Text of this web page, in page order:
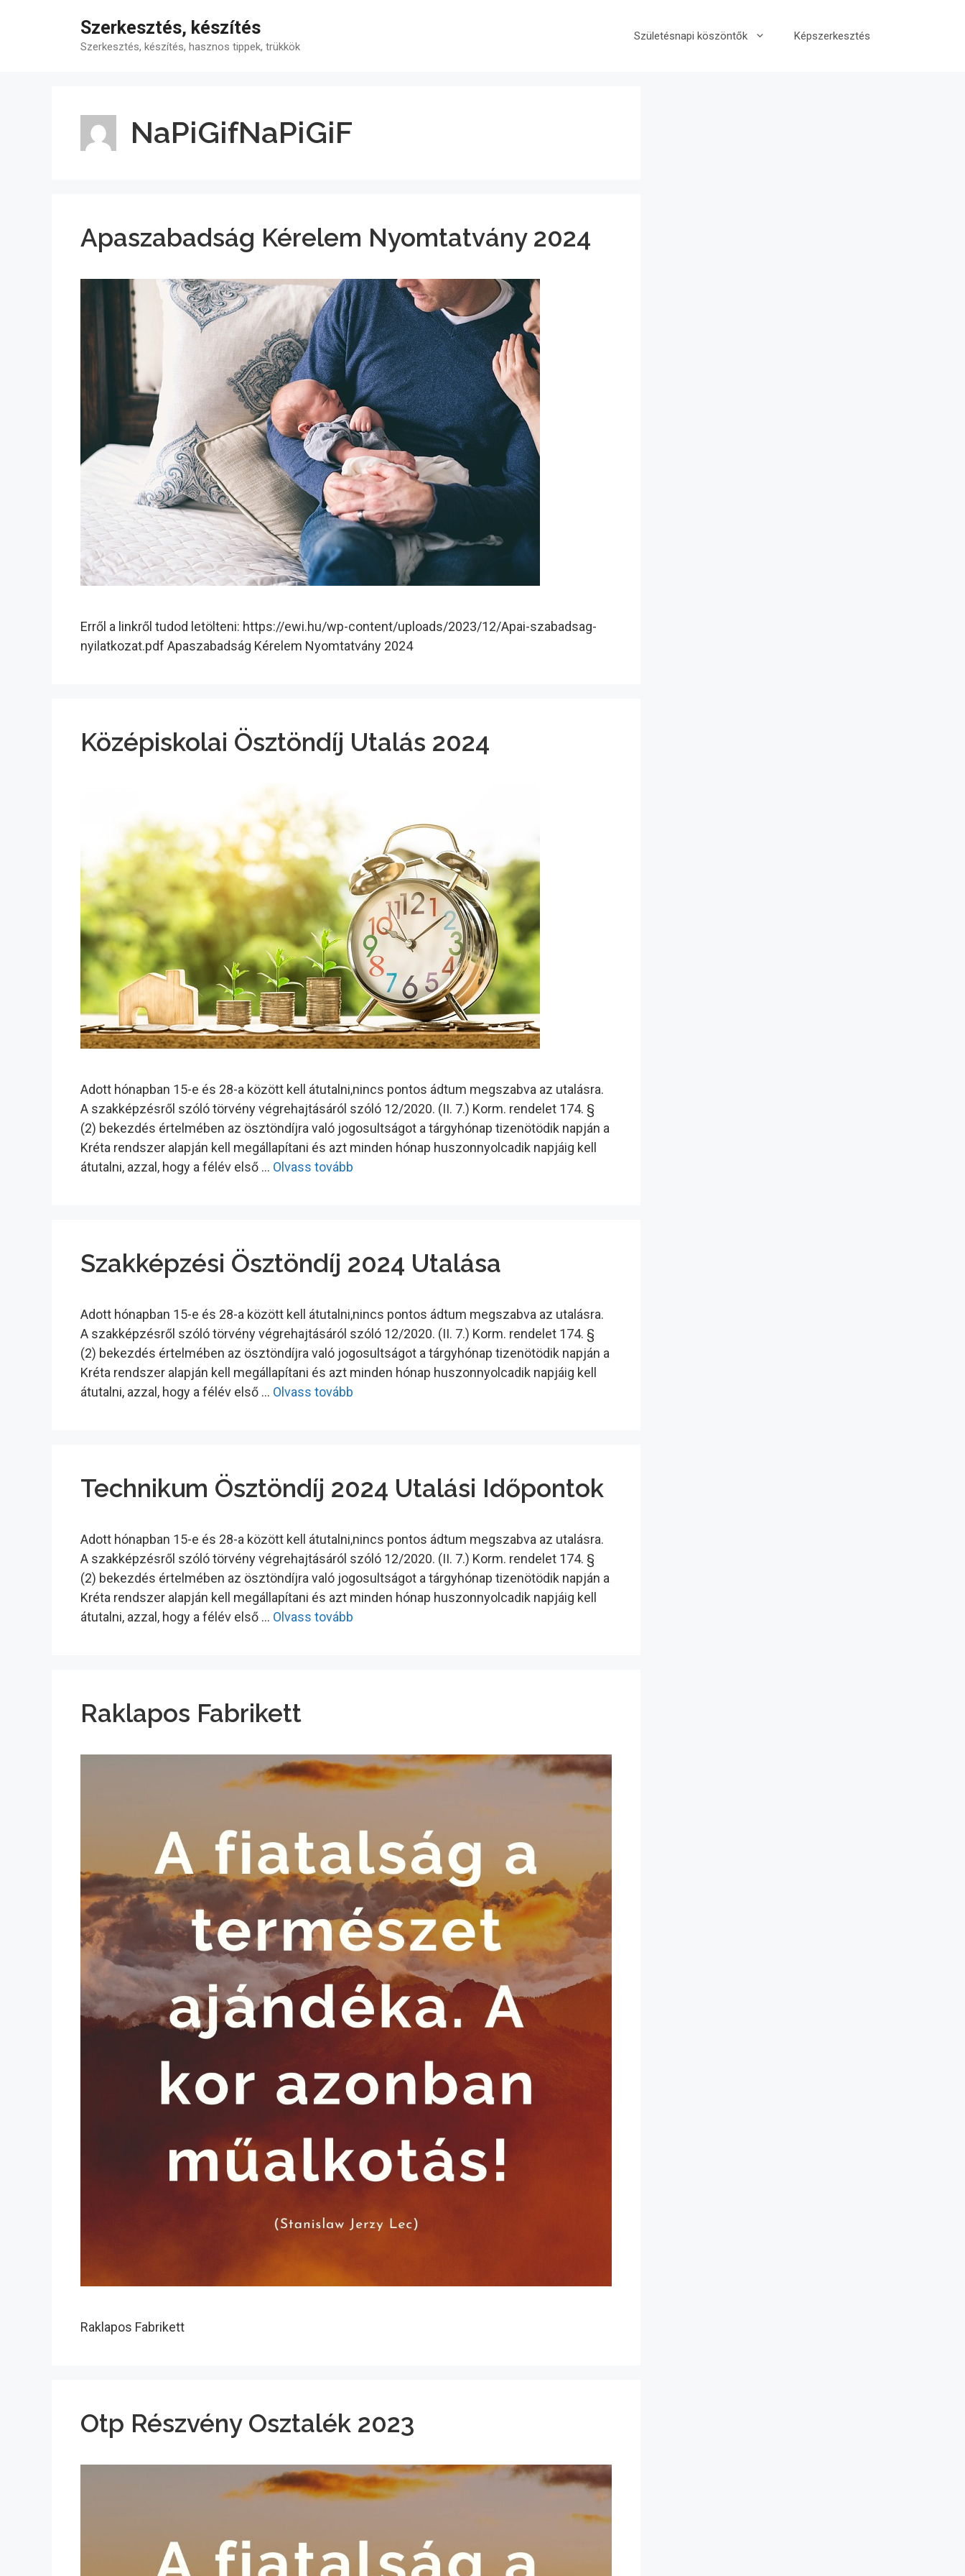
Szerkesztés, készítés
Szerkesztés, készítés, hasznos tippek, trükkök
Születésnapi köszöntők Képszerkesztés
NaPiGifNaPiGiF
Apaszabadság Kérelem Nyomtatvány 2024
Erről a linkről tudod letölteni: https://ewi.hu/wp-content/uploads/2023/12/Apai-szabadsag-
nyilatkozat.pdf Apaszabadság Kérelem Nyomtatvány 2024
Középiskolai Ösztöndíj Utalás 2024
Adott hónapban 15-e és 28-a között kell átutalni,nincs pontos ádtum megszabva az utalásra.
A szakképzésről szóló törvény végrehajtásáról szóló 12/2020. (II. 7.) Korm. rendelet 174. §
(2) bekezdés értelmében az ösztöndíjra való jogosultságot a tárgyhónap tizenötödik napján a
Kréta rendszer alapján kell megállapítani és azt minden hónap huszonnyolcadik napjáig kell
átutalni, azzal, hogy a félév első … Olvass tovább
Szakképzési Ösztöndíj 2024 Utalása
Adott hónapban 15-e és 28-a között kell átutalni,nincs pontos ádtum megszabva az utalásra.
A szakképzésről szóló törvény végrehajtásáról szóló 12/2020. (II. 7.) Korm. rendelet 174. §
(2) bekezdés értelmében az ösztöndíjra való jogosultságot a tárgyhónap tizenötödik napján a
Kréta rendszer alapján kell megállapítani és azt minden hónap huszonnyolcadik napjáig kell
átutalni, azzal, hogy a félév első … Olvass tovább
Technikum Ösztöndíj 2024 Utalási Időpontok
Adott hónapban 15-e és 28-a között kell átutalni,nincs pontos ádtum megszabva az utalásra.
A szakképzésről szóló törvény végrehajtásáról szóló 12/2020. (II. 7.) Korm. rendelet 174. §
(2) bekezdés értelmében az ösztöndíjra való jogosultságot a tárgyhónap tizenötödik napján a
Kréta rendszer alapján kell megállapítani és azt minden hónap huszonnyolcadik napjáig kell
átutalni, azzal, hogy a félév első … Olvass tovább
Raklapos Fabrikett
Raklapos Fabrikett
Otp Részvény Osztalék 2023